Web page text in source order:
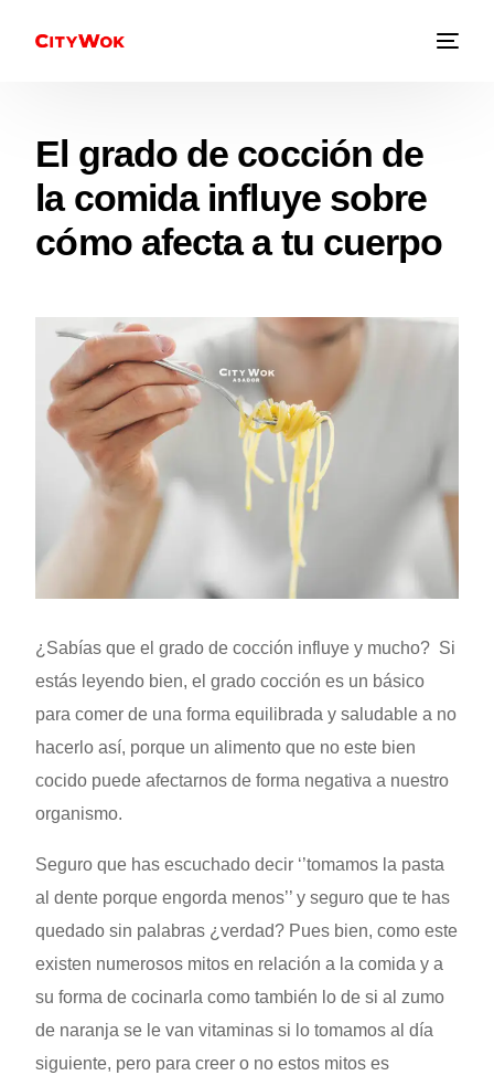
El grado de cocción de
la comida influye sobre
cómo afecta a tu cuerpo
¿Sabías que el grado de cocción influye y mucho? Si
estás leyendo bien, el grado cocción es un básico
para comer de una forma equilibrada y saludable a no
hacerlo así, porque un alimento que no este bien
cocido puede afectarnos de forma negativa a nuestro
organismo.
Seguro que has escuchado decir ‘’tomamos la pasta
al dente porque engorda menos’’ y seguro que te has
quedado sin palabras ¿verdad? Pues bien, como este
existen numerosos mitos en relación a la comida y a
su forma de cocinarla como también lo de si al zumo
de naranja se le van vitaminas si lo tomamos al día
siguiente, pero para creer o no estos mitos es